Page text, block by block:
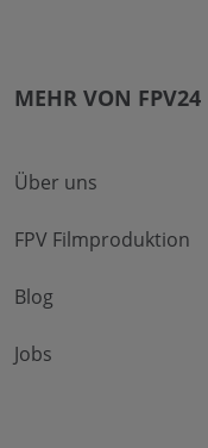
MEHR VON FPV24
Über uns
FPV Filmproduktion
Blog
Jobs